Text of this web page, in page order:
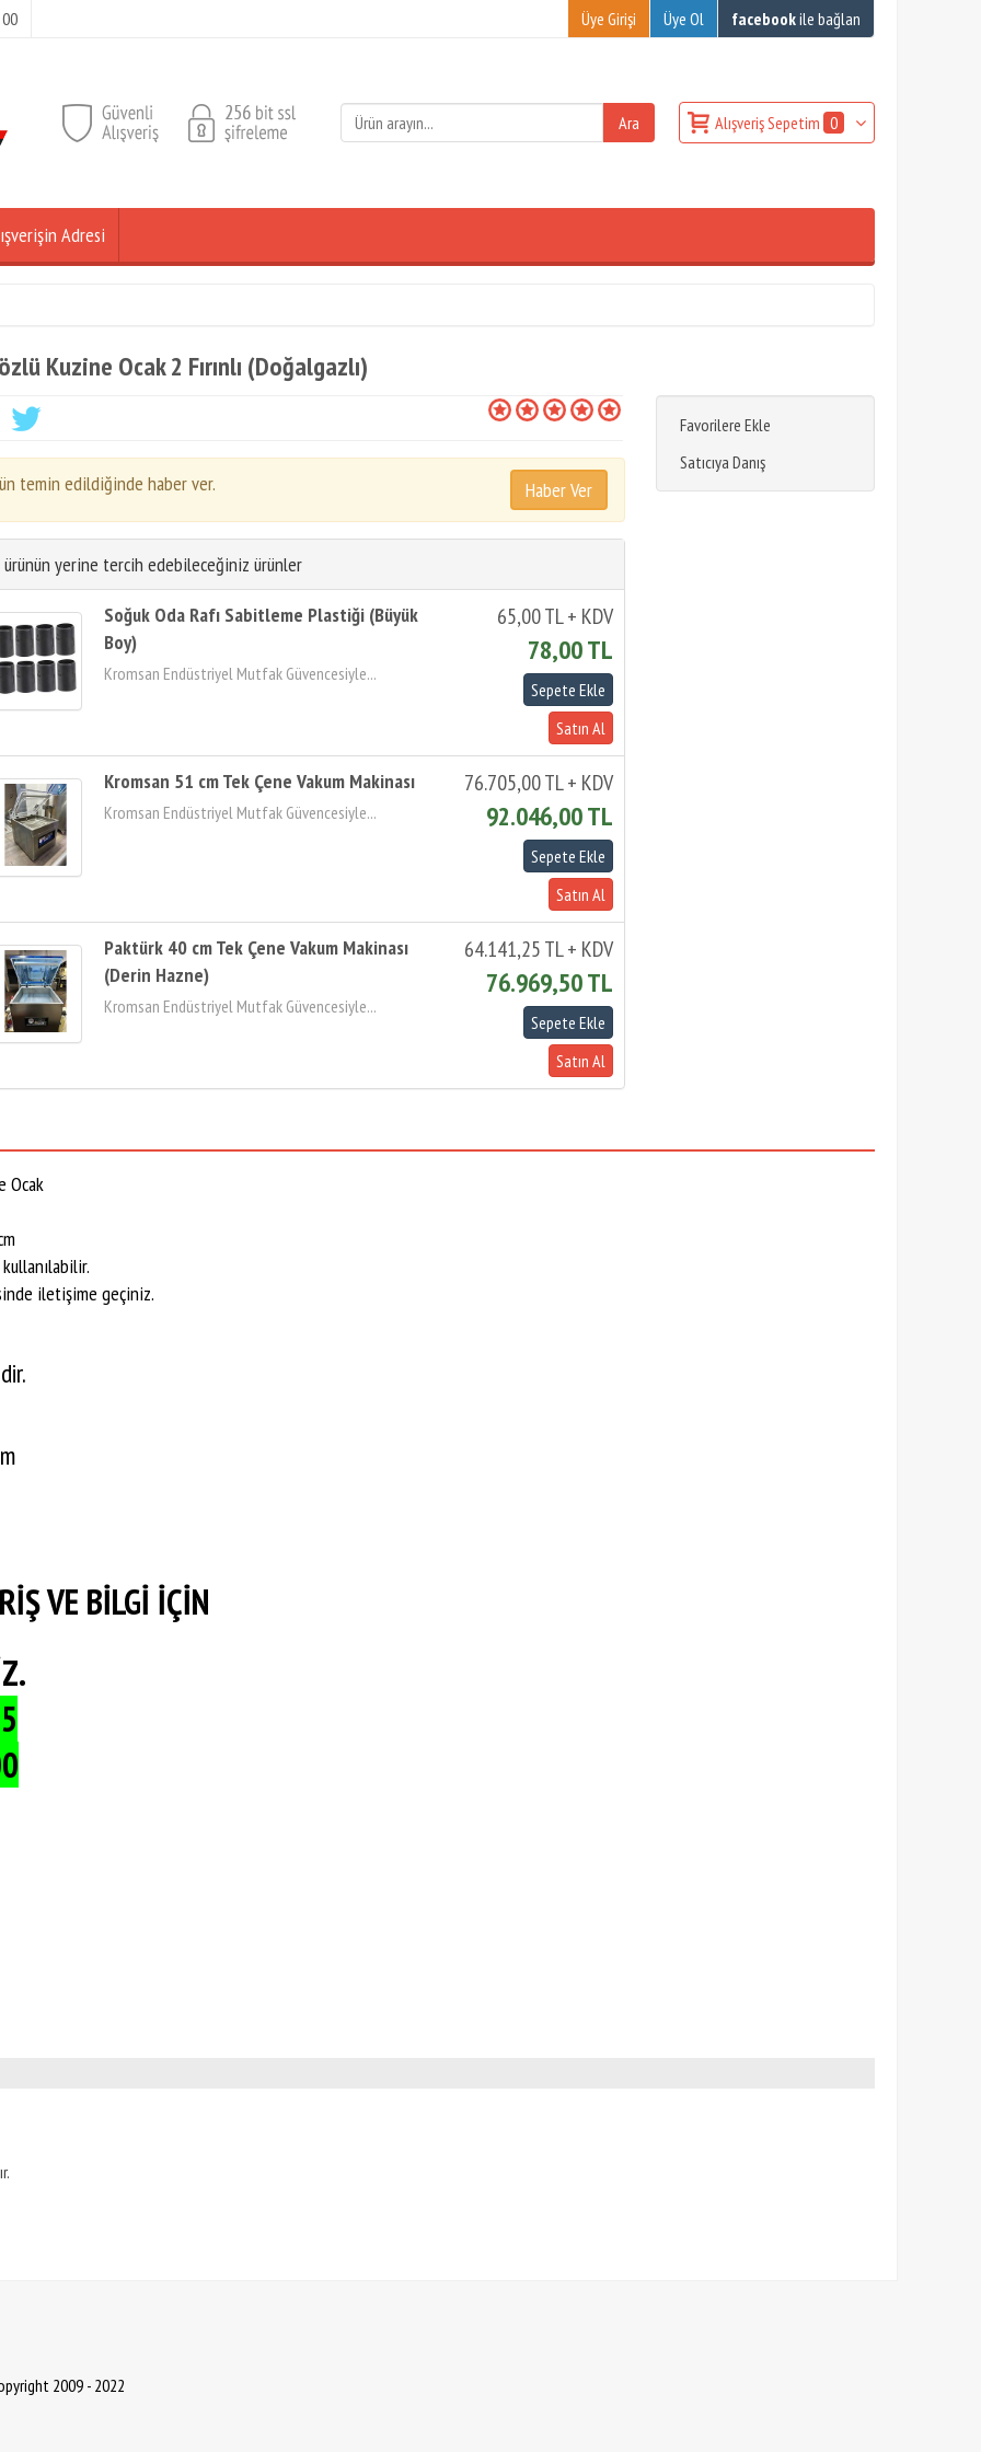
Üye Girişi Üye Ol facebookile bağlan
Alışveriş Sepetim 0
Adresi
Kuzine Ocak 2 Fırınlı (Doğalgazlı)
Favorilere Ekle
Satıcıya Danış
temin edildiğinde haber ver.
ürünün yerine tercih edebileceğiniz ürünler
Soğuk Oda Rafı Sabitleme Plastiği (Büyük
Boy)
Kromsan Endüstriyel Mutfak Güvencesiyle...
65,00 TL + KDV
78,00 TL
Kromsan 51 cm Tek Çene Vakum Makinası
Kromsan Endüstriyel Mutfak Güvencesiyle...
76.705,00 TL + KDV
92.046,00 TL
Paktürk 40 cm Tek Çene Vakum Makinası
(Derin Hazne)
Kromsan Endüstriyel Mutfak Güvencesiyle...
64.141,25 TL + KDV
76.969,50 TL
Ocak
iletişime geçiniz.
VE BİLGİ İÇİN
2009 - 2022